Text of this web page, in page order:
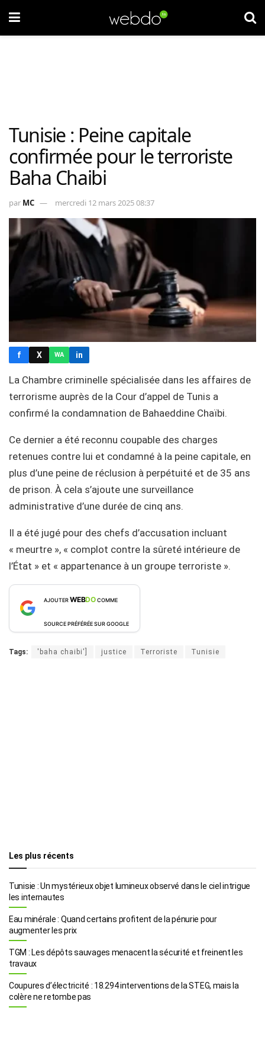
Tunisie : Peine capitale
confirmée pour le terroriste
Baha Chaibi
par MC mercredi 12 mars 2025 08:37
f X WA in
La Chambre criminelle spécialisée dans les affaires de
terrorisme auprès de la Cour d’appel de Tunis a
confirmé la condamnation de Bahaeddine Chaïbi.
Ce dernier a été reconnu coupable des charges
retenues contre lui et condamné à la peine capitale, en
plus d’une peine de réclusion à perpétuité et de 35 ans
de prison. À cela s’ajoute une surveillance
administrative d’une durée de cinq ans.
Il a été jugé pour des chefs d’accusation incluant
« meurtre », « complot contre la sûreté intérieure de
l’État » et « appartenance à un groupe terroriste ».
AJOUTERWEBDOCOMME
SOURCE PRÉFÉRÉE SUR GOOGLE
Tags: 'baha chaibi'] justice Terroriste Tunisie
Les plus récents
Tunisie : Un mystérieux objet lumineux observé dans le ciel intrigue
les internautes
Eau minérale : Quand certains profitent de la pénurie pour
augmenter les prix
TGM : Les dépôts sauvages menacent la sécurité et freinent les
travaux
Coupures d’électricité : 18.294 interventions de la STEG, mais la
colère ne retombe pas